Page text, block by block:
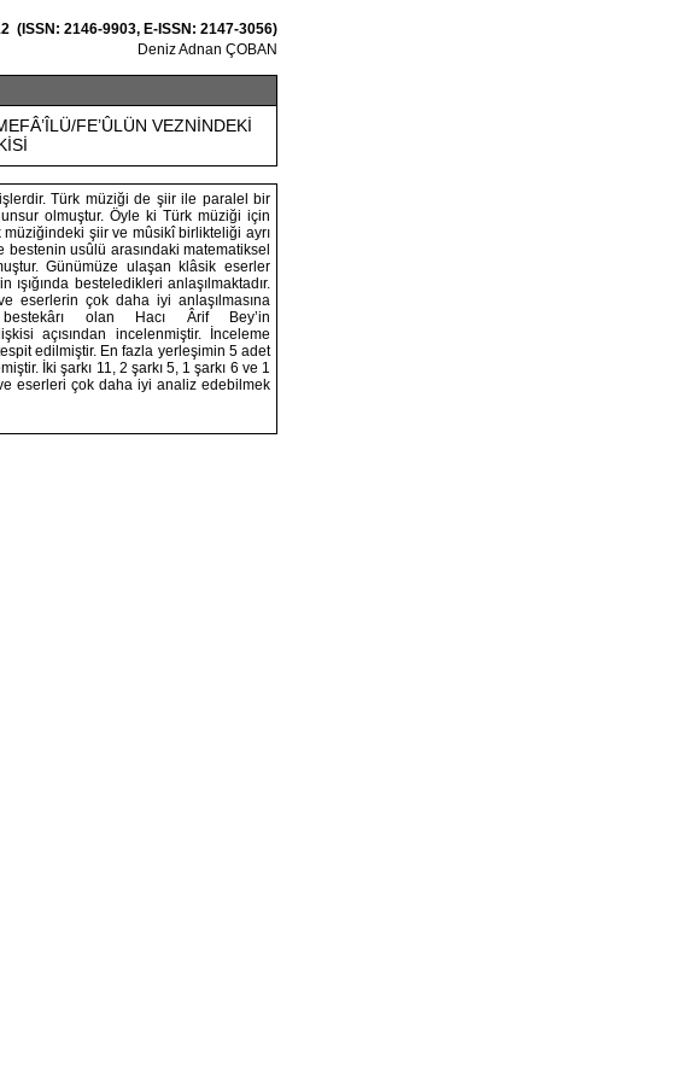
(ISSN: 2146-9903, E-ISSN: 2147-3056)
Deniz Adnan ÇOBAN
FE’ÛLÜN VEZNİNDEKİ
Türk müziği de şiir ile paralel bir
olmuştur. Öyle ki Türk müziği için
müziğindeki şiir ve mûsikî birlikteliği ayrı
bestenin usûlü arasındaki matematiksel
Günümüze ulaşan klâsik eserler
besteledikleri anlaşılmaktadır.
eserlerin çok daha iyi anlaşılmasına
olan Hacı Ârif Bey’in
açısından incelenmiştir. İnceleme
edilmiştir. En fazla yerleşimin 5 adet
İki şarkı 11, 2 şarkı 5, 1 şarkı 6 ve 1
eserleri çok daha iyi analiz edebilmek